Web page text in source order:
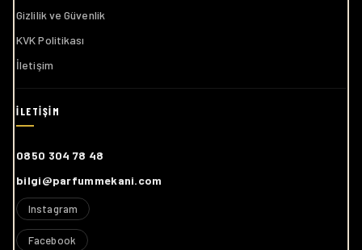
Gizlilik ve Güvenlik
KVK Politikası
İletişim
0850 304 78 48
bilgi@parfummekani.com
Instagram
Facebook